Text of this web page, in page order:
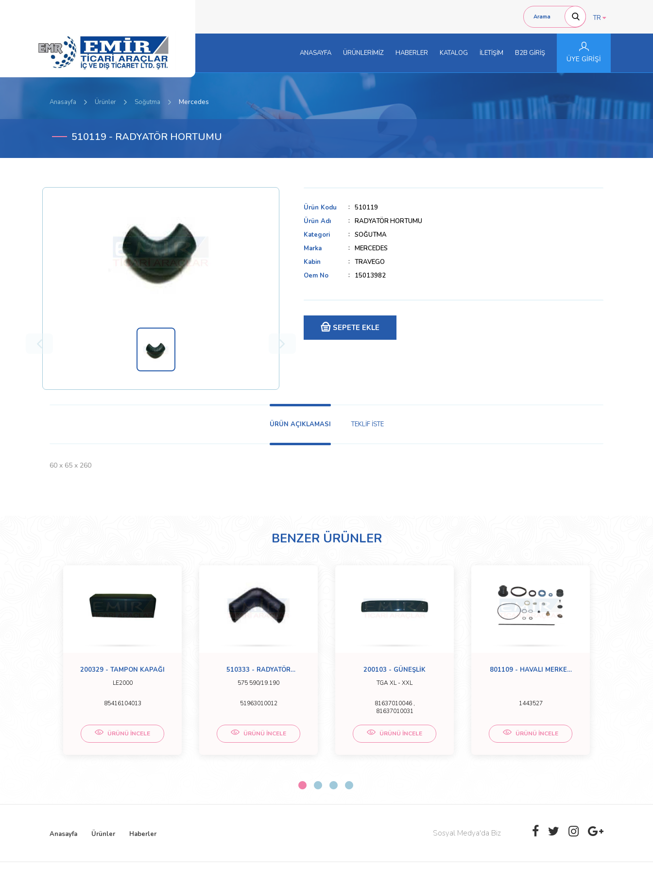
TR
ANASAYFA ÜRÜNLERİMİZ HABERLER KATALOG İLETİŞİM B2B GİRİŞ
ÜYE GİRİŞİ
Anasayfa Ürünler Soğutma Mercedes
510119 - RADYATÖR HORTUMU
Ürün Kodu
510119
Ürün Adı
RADYATÖR HORTUMU
Kategori
SOĞUTMA
Marka
MERCEDES
Kabin
TRAVEGO
Oem No
15013982
SEPETE EKLE
ÜRÜN AÇIKLAMASI TEKLİF İSTE
60 x 65 x 260
BENZER ÜRÜNLER
200329 - TAMPON KAPAĞI
LE2000
85416104013
ÜRÜNÜ İNCELE
510333 - RADYATÖR
HORTUMU (ÜST)
575 590/19.190
51963010012
ÜRÜNÜ İNCELE
200103 - GÜNEŞLİK
TGA XL - XXL
81637010046 ,
81637010031
ÜRÜNÜ İNCELE
801109 - HAVALI MERKEZ
1443527
ÜRÜNÜ İNCELE
Anasayfa Ürünler Haberler Sosyal Medya'da Biz